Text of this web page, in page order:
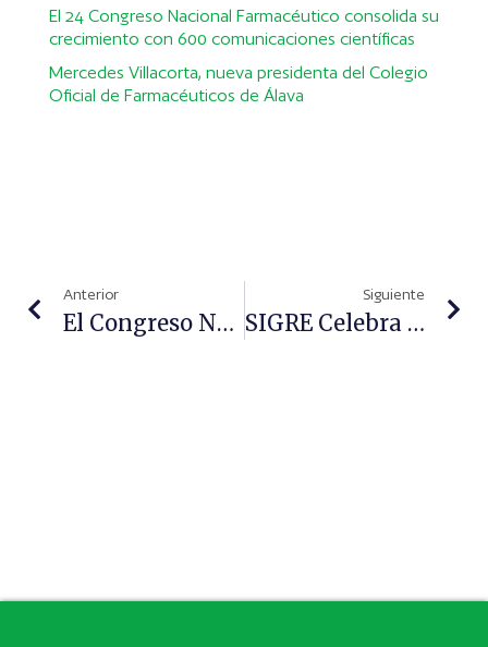
El 24 Congreso Nacional Farmacéutico consolida su
crecimiento con 600 comunicaciones científicas
Mercedes Villacorta, nueva presidenta del Colegio
Oficial de Farmacéuticos de Álava
Anterior
El Congreso Nacional Farmacéutico Debatirá El Futuro De La Prestación Farmacéutica Y Los Retos Regulatorios
Siguiente
SIGRE Celebra 25 Años Impulsando El Reciclaje De Medicamentos En España